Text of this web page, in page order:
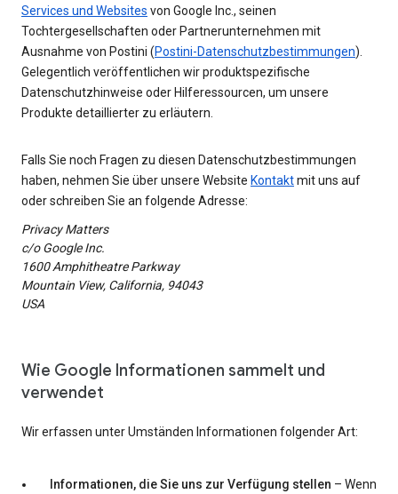
Services und Websites von Google Inc., seinen
Tochtergesellschaften oder Partnerunternehmen mit
Ausnahme von Postini (Postini-Datenschutzbestimmungen).
Gelegentlich veröffentlichen wir produktspezifische
Datenschutzhinweise oder Hilferessourcen, um unsere
Produkte detaillierter zu erläutern.
Falls Sie noch Fragen zu diesen Datenschutzbestimmungen
haben, nehmen Sie über unsere Website Kontaktmit uns auf
oder schreiben Sie an folgende Adresse:
Privacy Matters
c/o Google Inc.
1600 Amphitheatre Parkway
Mountain View, California, 94043
USA
Wie Google Informationen sammelt und
verwendet
Wir erfassen unter Umständen Informationen folgender Art:
Informationen, die Sie uns zur Verfügung stellen – Wenn